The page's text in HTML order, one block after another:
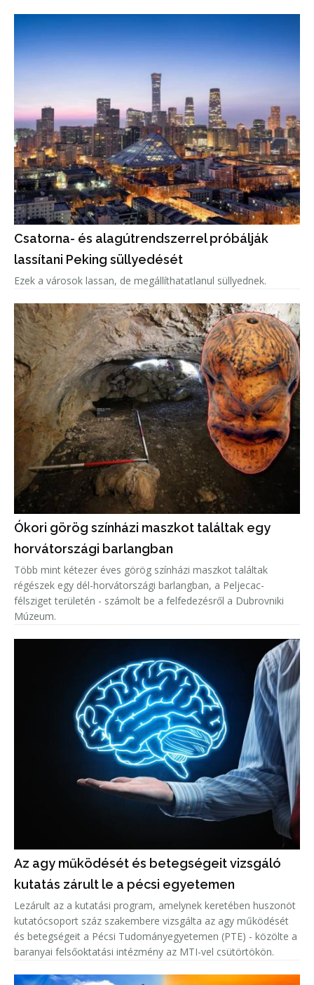
Csatorna- és alagútrendszerrel próbálják
lassítani Peking süllyedését
Ezek a városok lassan, de megállíthatatlanul süllyednek.
Ókori görög színházi maszkot találtak egy
horvátországi barlangban
Több mint kétezer éves görög színházi maszkot találtak
régészek egy dél-horvátországi barlangban, a Peljecac-
félsziget területén - számolt be a felfedezésről a Dubrovniki
Múzeum.
Az agy működését és betegségeit vizsgáló
kutatás zárult le a pécsi egyetemen
Lezárult az a kutatási program, amelynek keretében huszonöt
kutatócsoport száz szakembere vizsgálta az agy működését
és betegségeit a Pécsi Tudományegyetemen (PTE) - közölte a
baranyai felsőoktatási intézmény az MTI-vel csütörtökön.